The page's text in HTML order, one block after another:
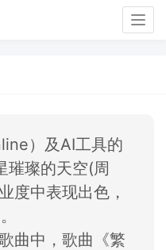
）及AI工具的
璀璨的天空(周
度中表现出色，
曲中，歌曲《繁